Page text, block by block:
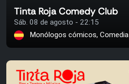
Tinta Roja Comedy Club
Sáb. 08 de agosto - 22:15
Monólogos cómicos, Comedia